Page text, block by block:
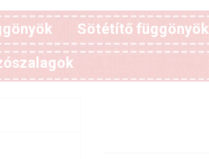
Sötétítő függönyök